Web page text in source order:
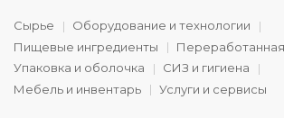
Сырье
Оборудование и технологии
Пищевые ингредиенты
Упаковка и оболочка
СИЗ и гигиена
Мебель и инвентарь
Услуги и сервисы